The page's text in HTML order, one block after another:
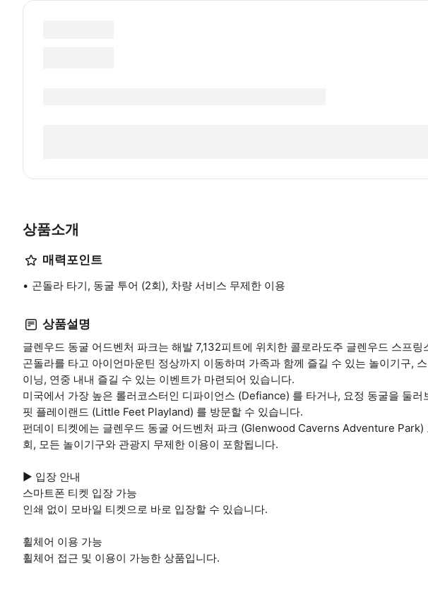
상품소개
매력포인트
곤돌라 타기, 동굴 투어 (2회), 차량 서비스 무제한 이용
상품설명
글렌우드 동굴 어드벤처 파크는 해발 7,132피트에 위치한 콜로라도주 글렌우드 스프링
곤돌라를 타고 아이언마운틴 정상까지 이동하며 가족과 함께 즐길 수 있는 놀이기구,
이닝, 연중 내내 즐길 수 있는 이벤트가 마련되어 있습니다.
미국에서 가장 높은 롤러코스터인 디파이언스 (Defiance) 를 타거나, 요정 동굴을 둘러
핏 플레이랜드 (Little Feet Playland) 를 방문할 수 있습니다.
펀데이 티켓에는 글렌우드 동굴 어드벤처 파크 (Glenwood Caverns Adventure Park)
회, 모든 놀이기구와 관광지 무제한 이용이 포함됩니다.
▶ 입장 안내
스마트폰 티켓 입장 가능
인쇄 없이 모바일 티켓으로 바로 입장할 수 있습니다.
휠체어 이용 가능
휠체어 접근 및 이용이 가능한 상품입니다.